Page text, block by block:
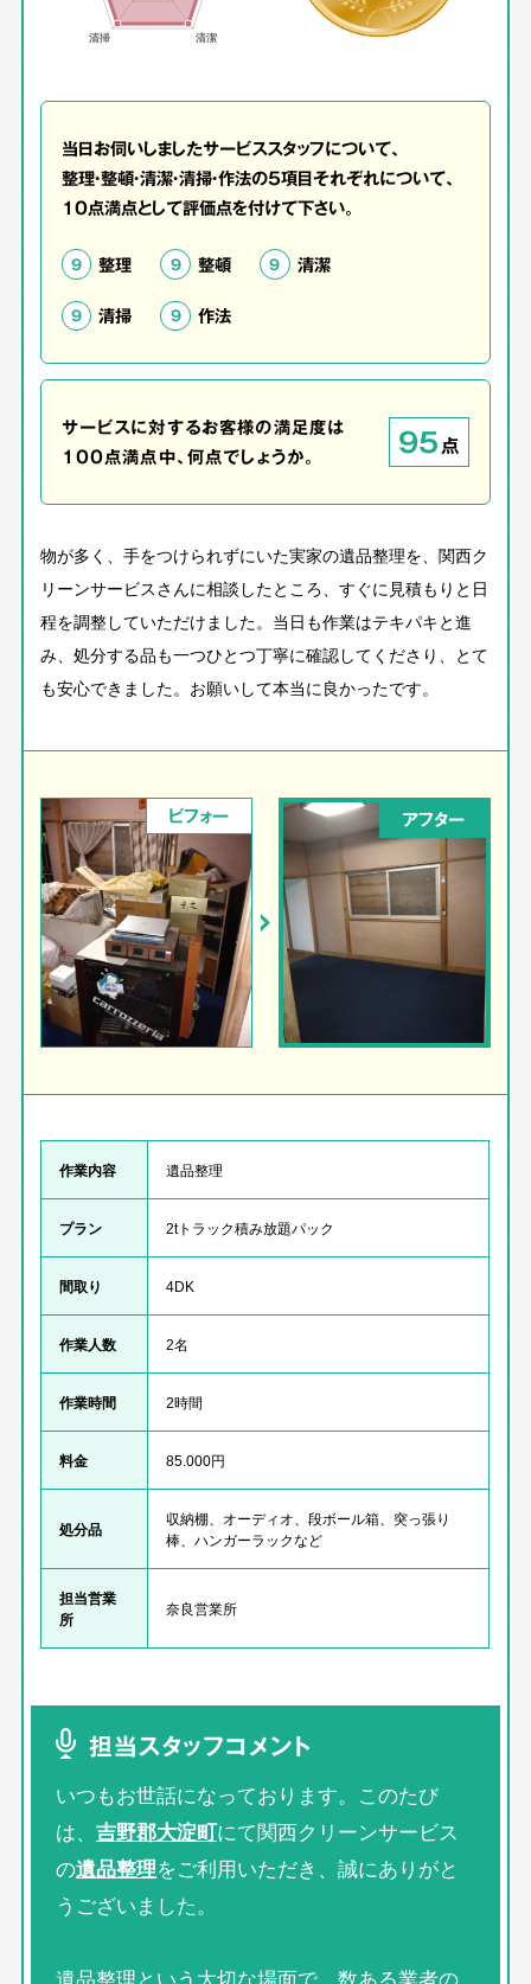
当日お伺いしましたサービススタッフについて、
整理・整頓・清潔・清掃・作法の5項目それぞれについて、
10点満点として評価点を付けて下さい。
9 整理 9 整頓 9 清潔
9 清掃 9 作法
サービスに対するお客様の満足度は
100点満点中、何点でしょうか。
95点
物が多く、手をつけられずにいた実家の遺品整理を、関西ク
リーンサービスさんに相談したところ、すぐに見積もりと日
程を調整していただけました。当日も作業はテキパキと進
み、処分する品も一つひとつ丁寧に確認してくださり、とて
も安心できました。お願いして本当に良かったです。
ビフォー アフター
作業内容 遺品整理
プラン 2tトラック積み放題パック
間取り 4DK
作業人数 2名
作業時間 2時間
料金 85.000円
処分品
収納棚、オーディオ、段ボール箱、突っ張り
棒、ハンガーラックなど
担当営業
所
奈良営業所
担当スタッフコメント
いつもお世話になっております。このたび
は、 吉野郡大淀町にて関西クリーンサービス
の遺品整理をご利用いただき、誠にありがと
うございました。